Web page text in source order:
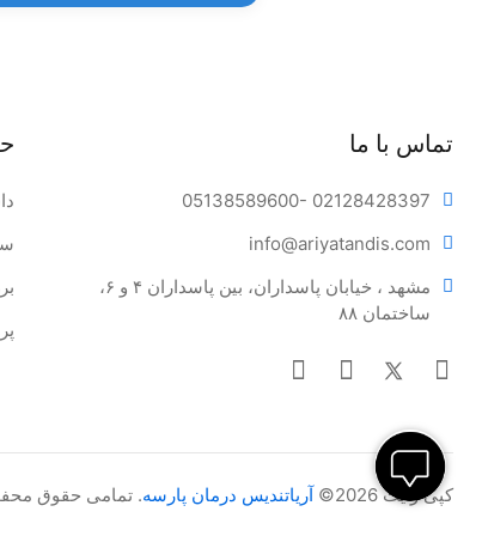
تماس با ما
05138589600- 02128428397
info@ariyatandis.com
ساختمان ۸۸
کپی رایت 2026© آریاتندیس درمان پارسه. تمامی حقوق